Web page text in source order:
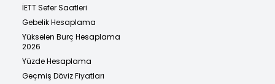
İETT Sefer Saatleri
Gebelik Hesaplama
Yükselen Burç Hesaplama
2026
Yüzde Hesaplama
Geçmiş Döviz Fiyatları